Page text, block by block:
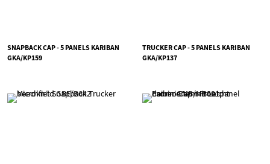
SNAPBACK CAP - 5 PANELS KARIBAN
GKA/KP159
TRUCKER CAP - 5 PANELS KARIBAN
GKA/KP137